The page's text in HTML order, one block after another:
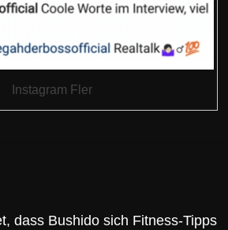
Instagram Fler
dass Bushido sich Fitness-Tipps